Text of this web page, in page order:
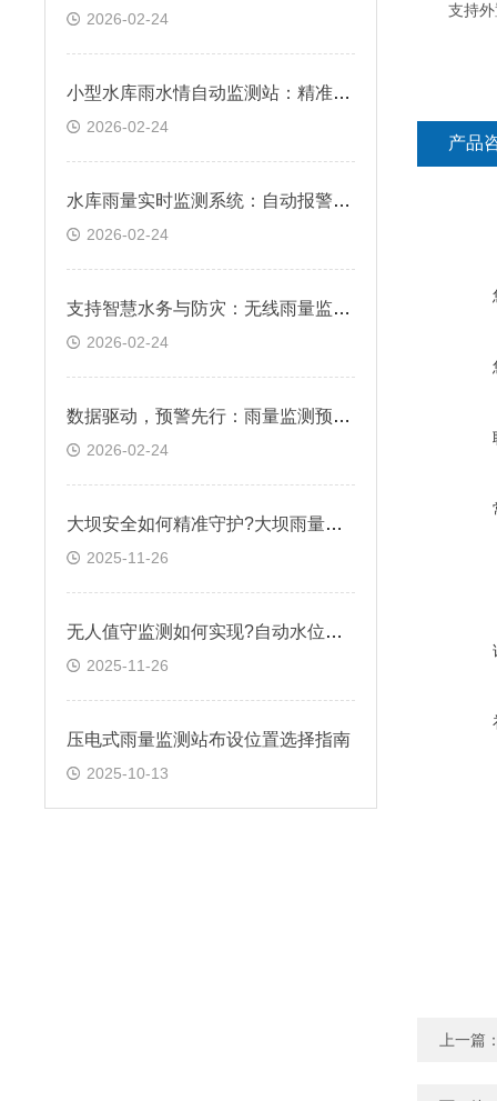
2026-02-24
小型水库雨水情自动监测站：精准测量降雨与水位，防范漫坝风险
2026-02-24
水库雨量实时监测系统：自动报警，预防库区洪水风险
2026-02-24
支持智慧水务与防灾：无线雨量监测仪在城市内涝与山洪预警系统中的应用
2026-02-24
数据驱动，预警先行：雨量监测预警系统在防灾减灾中的关键作用
2026-02-24
大坝安全如何精准守护?大坝雨量监测站筑牢安全屏障
2025-11-26
无人值守监测如何实现?自动水位雨量监测站筑牢防线
2025-11-26
压电式雨量监测站布设位置选择指南​
2025-10-13
支持外
产品
上一篇